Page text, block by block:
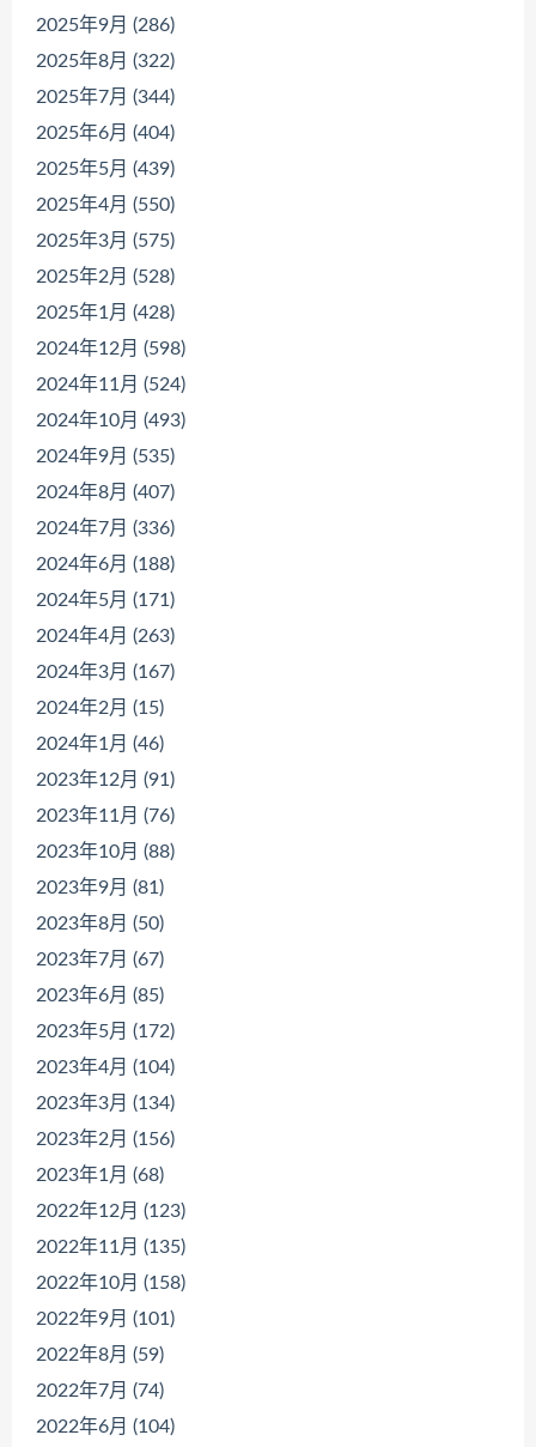
2025年9月 (286)
2025年8月 (322)
2025年7月 (344)
2025年6月 (404)
2025年5月 (439)
2025年4月 (550)
2025年3月 (575)
2025年2月 (528)
2025年1月 (428)
2024年12月 (598)
2024年11月 (524)
2024年10月 (493)
2024年9月 (535)
2024年8月 (407)
2024年7月 (336)
2024年6月 (188)
2024年5月 (171)
2024年4月 (263)
2024年3月 (167)
2024年2月 (15)
2024年1月 (46)
2023年12月 (91)
2023年11月 (76)
2023年10月 (88)
2023年9月 (81)
2023年8月 (50)
2023年7月 (67)
2023年6月 (85)
2023年5月 (172)
2023年4月 (104)
2023年3月 (134)
2023年2月 (156)
2023年1月 (68)
2022年12月 (123)
2022年11月 (135)
2022年10月 (158)
2022年9月 (101)
2022年8月 (59)
2022年7月 (74)
2022年6月 (104)